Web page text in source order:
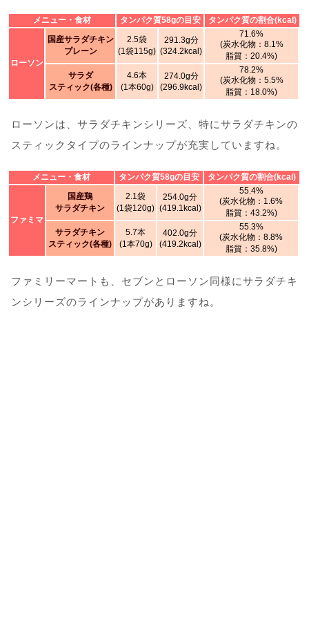
メニュー・食材 タンパク質58gの目安 タンパク質の割合(kcal)
ローソン
国産サラダチキン
プレーン
2.5袋
(1袋115g)
291.3g分
(324.2kcal)
71.6%
(炭水化物：8.1%
脂質：20.4%)
サラダ
スティック(各種)
4.6本
(1本60g)
274.0g分
(296.9kcal)
78.2%
(炭水化物：5.5%
脂質：18.0%)
ローソンは、サラダチキンシリーズ、特にサラダチキンの
スティックタイプのラインナップが充実していますね。
メニュー・食材 タンパク質58gの目安 タンパク質の割合(kcal)
ファミマ
国産鶏
サラダチキン
2.1袋
(1袋120g)
254.0g分
(419.1kcal)
55.4%
(炭水化物：1.6%
脂質：43.2%)
サラダチキン
スティック(各種)
5.7本
(1本70g)
402.0g分
(419.2kcal)
55.3%
(炭水化物：8.8%
脂質：35.8%)
ファミリーマートも、セブンとローソン同様にサラダチキ
ンシリーズのラインナップがありますね。